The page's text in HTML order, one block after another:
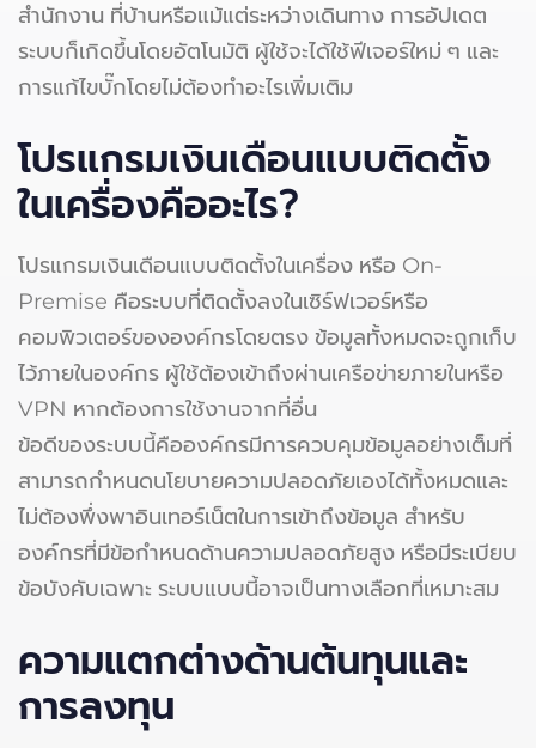
สำนักงาน ที่บ้านหรือแม้แต่ระหว่างเดินทาง การอัปเดต
ระบบก็เกิดขึ้นโดยอัตโนมัติ ผู้ใช้จะได้ใช้ฟีเจอร์ใหม่ ๆ และ
การแก้ไขบั๊กโดยไม่ต้องทำอะไรเพิ่มเติม
โปรแกรมเงินเดือนแบบติดตั้ง
ในเครื่องคืออะไร?
โปรแกรมเงินเดือนแบบติดตั้งในเครื่อง หรือ On-
Premise คือระบบที่ติดตั้งลงในเซิร์ฟเวอร์หรือ
คอมพิวเตอร์ขององค์กรโดยตรง ข้อมูลทั้งหมดจะถูกเก็บ
ไว้ภายในองค์กร ผู้ใช้ต้องเข้าถึงผ่านเครือข่ายภายในหรือ
VPN หากต้องการใช้งานจากที่อื่น
ข้อดีของระบบนี้คือองค์กรมีการควบคุมข้อมูลอย่างเต็มที่
สามารถกำหนดนโยบายความปลอดภัยเองได้ทั้งหมดและ
ไม่ต้องพึ่งพาอินเทอร์เน็ตในการเข้าถึงข้อมูล สำหรับ
องค์กรที่มีข้อกำหนดด้านความปลอดภัยสูง หรือมีระเบียบ
ข้อบังคับเฉพาะ ระบบแบบนี้อาจเป็นทางเลือกที่เหมาะสม
ความแตกต่างด้านต้นทุนและ
การลงทุน